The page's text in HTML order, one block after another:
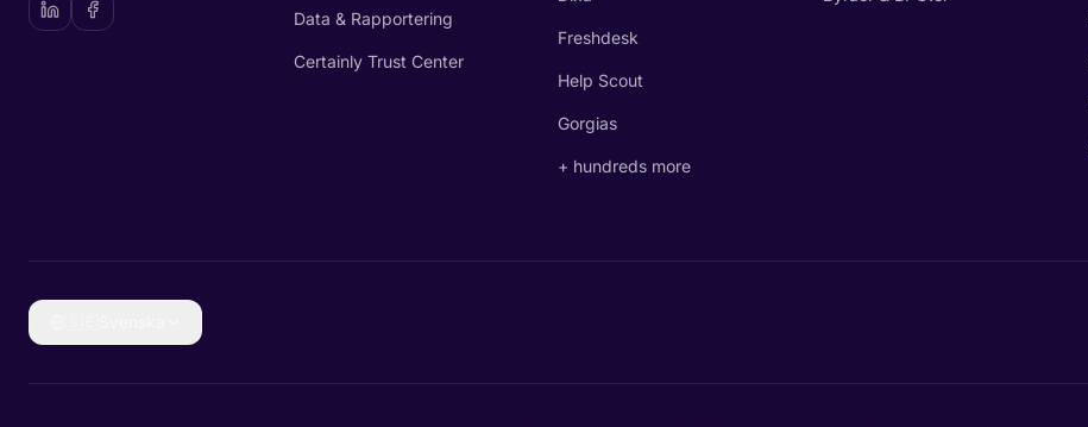
Data & Rapportering
Certainly Trust Center
Freshdesk
Help Scout
Gorgias
+ hundreds more